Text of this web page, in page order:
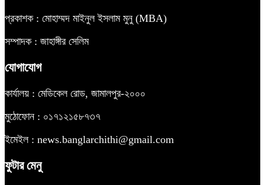
প্রকাশক : মোহাম্মদ মাইনুল ইসলাম মুনু (MBA)
সম্পাদক : জাহাঙ্গীর সেলিম
যোগাযোগ
কার্যালয় : মেডিকেল রোড, জামালপুর-২০০০
মুঠোফোন : ০১৭১২১৫৮৭৩৭
ইমেইল : news.banglarchithi@gmail.com
ফুটার মেনু